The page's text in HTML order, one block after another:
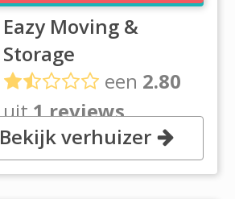
Eazy Moving &
Storage
een 2.80
uit1 reviews
, P.O.Box: 124353 Al Quoz
Industrial Area 4, Dubai
Bekijk verhuizer